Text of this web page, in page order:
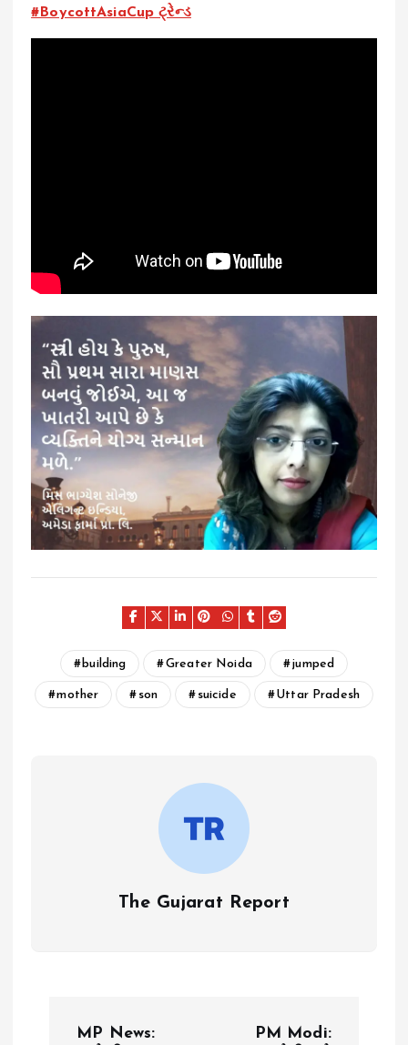
#BoycottAsiaCup ટ્રેન્ડ
building Greater Noida jumped
mother son suicide Uttar Pradesh
The Gujarat Report
MP News:
PM Modi: